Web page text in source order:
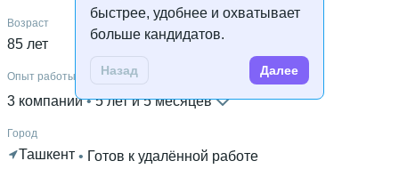
быстрее, удобнее и охватывает
больше кандидатов.
Назад Далее
Возраст
85 лет
Опыт работы
3 компании • 5 лет и 5 месяцев
Город
Ташкент • Готов к удалённой работе